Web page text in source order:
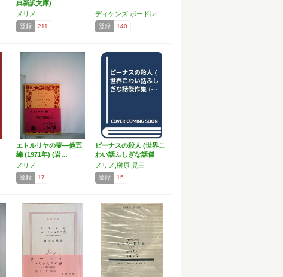
典新訳文庫)
メリメ
登録 211 登録 140
エトルリヤの壷―他五
編 (1971年) (岩…
メリメ
登録 17
ビーナスの殺人 (世界こ
わい話ふしぎな話傑
作…
メリメ,榊原 晃三
登録 15